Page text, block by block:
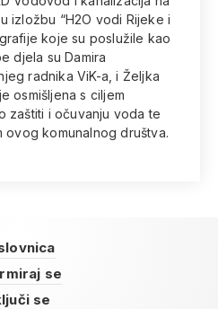
izložbu “H2O vodi Rijeke i
koje su poslužile kao
djela su Damira
radnika ViK-a, i Željka
osmišljena s ciljem
zaštiti i očuvanju voda te
ovog komunalnog društva.
se
se